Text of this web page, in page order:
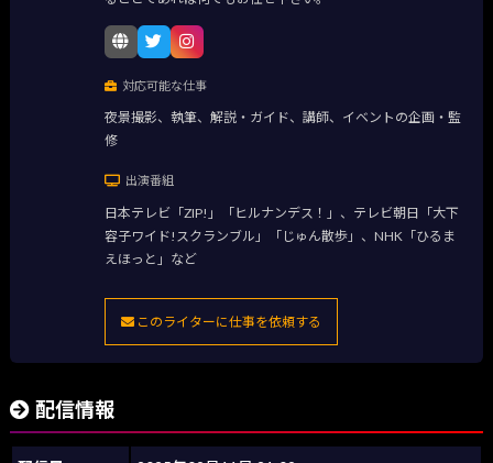
対応可能な仕事
夜景撮影、執筆、解説・ガイド、講師、イベントの企画・監
修
出演番組
日本テレビ「ZIP!」「ヒルナンデス！」、テレビ朝日「大下
容子ワイド!スクランブル」「じゅん散歩」、NHK「ひるま
えほっと」など
このライターに仕事を依頼する
配信情報